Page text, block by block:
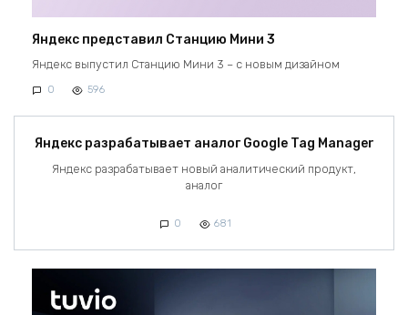
Яндекс представил Станцию Мини 3
Яндекс выпустил Станцию Мини 3 – с новым дизайном
0 596
Яндекс разрабатывает аналог Google Tag Manager
Яндекс разрабатывает новый аналитический продукт,
аналог
0 681